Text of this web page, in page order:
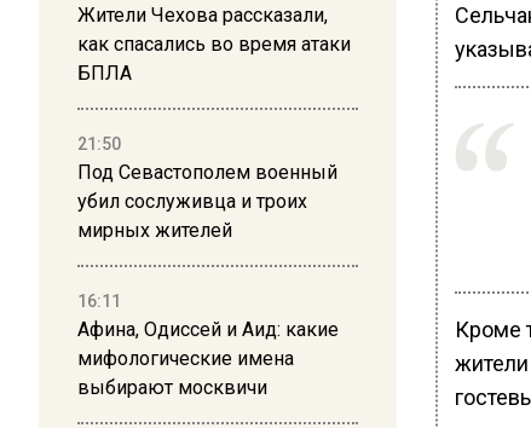
Жители Чехова рассказали,
как спасались во время атаки
БПЛА
21:50
Под Севастополем военный
убил сослуживца и троих
мирных жителей
16:11
Афина, Одиссей и Аид: какие
мифологические имена
выбирают москвичи
Кроме